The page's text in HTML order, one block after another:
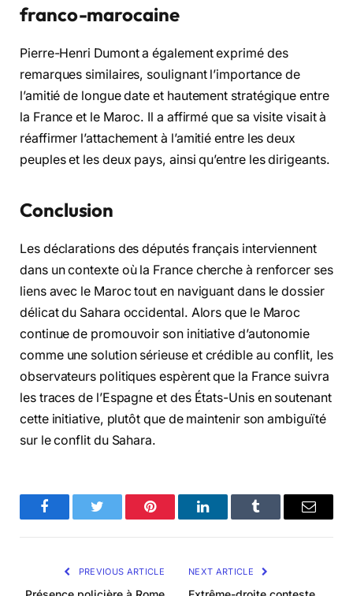
franco-marocaine
Pierre-Henri Dumont a également exprimé des
remarques similaires, soulignant l’importance de
l’amitié de longue date et hautement stratégique entre
la France et le Maroc. Il a affirmé que sa visite visait à
réaffirmer l’attachement à l’amitié entre les deux
peuples et les deux pays, ainsi qu’entre les dirigeants.
Conclusion
Les déclarations des députés français interviennent
dans un contexte où la France cherche à renforcer ses
liens avec le Maroc tout en naviguant dans le dossier
délicat du Sahara occidental. Alors que le Maroc
continue de promouvoir son initiative d’autonomie
comme une solution sérieuse et crédible au conflit, les
observateurs politiques espèrent que la France suivra
les traces de l’Espagne et des États-Unis en soutenant
cette initiative, plutôt que de maintenir son ambiguïté
sur le conflit du Sahara.
FacebookTwitter Pinterest LinkedInTumblr Email
PREVIOUS ARTICLE NEXT ARTICLE